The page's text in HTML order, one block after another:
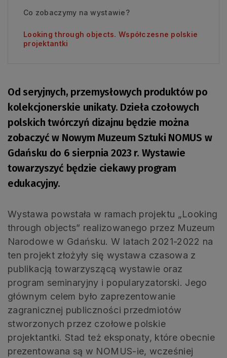
Co zobaczymy na wystawie?
Looking through objects. Współczesne polskie
projektantki
Od seryjnych, przemysłowych produktów po
kolekcjonerskie unikaty. Dzieła czołowych
polskich twórczyń dizajnu będzie można
zobaczyć w Nowym Muzeum Sztuki NOMUS w
Gdańsku do 6 sierpnia 2023 r. Wystawie
towarzyszyć będzie ciekawy program
edukacyjny.
Wystawa powstała w ramach projektu „Looking
through objects” realizowanego przez Muzeum
Narodowe w Gdańsku. W latach 2021-2022 na
ten projekt złożyły się wystawa czasowa z
publikacją towarzyszącą wystawie oraz
program seminaryjny i popularyzatorski. Jego
głównym celem było zaprezentowanie
zagranicznej publiczności przedmiotów
stworzonych przez czołowe polskie
projektantki. Stad też eksponaty, które obecnie
prezentowana są w NOMUS-ie, wcześniej